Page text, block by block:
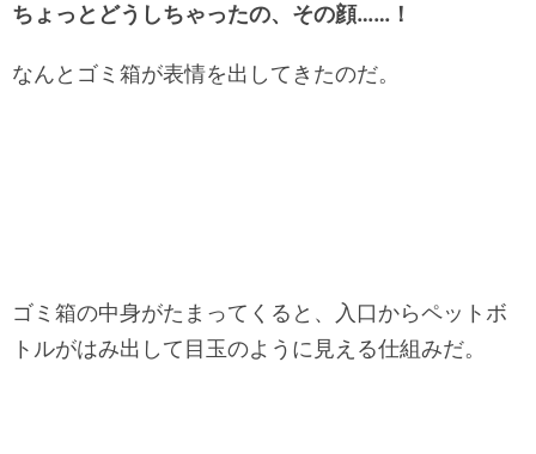
ちょっとどうしちゃったの、その顔……！
なんとゴミ箱が表情を出してきたのだ。
ゴミ箱の中身がたまってくると、入口からペットボ
トルがはみ出して目玉のように見える仕組みだ。